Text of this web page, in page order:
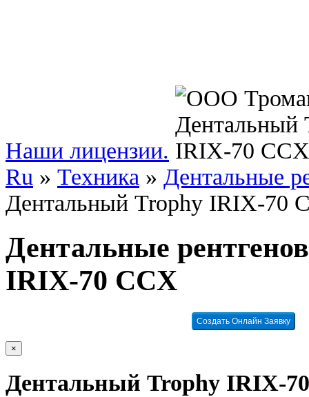
Наши лицензии.
Ru » Техника » Дентальные
Дентальный Trophy IRIX-70
Дентальные
IRIX-70 CCX
Создать Онлайн Заявку
×
Дентальный Trophy IRIX-